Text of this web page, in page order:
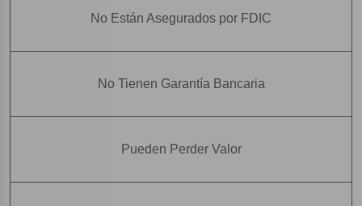
No Están Asegurados por FDIC
No Tienen Garantía Bancaria
Pueden Perder Valor